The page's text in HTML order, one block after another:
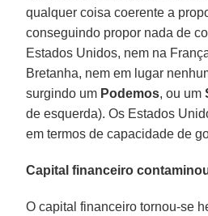
qualquer coisa coerente a
conseguindo propor nada de
Estados Unidos, nem na
Bretanha, nem em lugar
surgindo um Podemos, ou um
de esquerda). Os Estados
em termos de capacidade de
Capital financeiro
O capital financeiro tornou-se